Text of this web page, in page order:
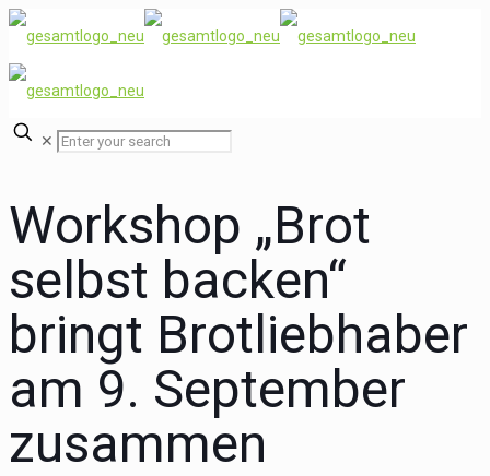
✕
Workshop „Brot
selbst backen“
bringt Brotliebhaber
am 9. September
zusammen